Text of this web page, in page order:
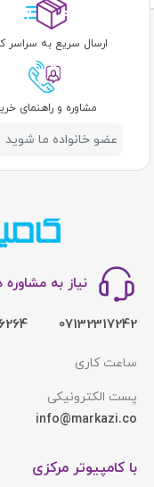
ارسال سریع به سراسر
مشاوره و راهنمای
نیاز به مشاوره
07132317242
ساعت کاری
پست الکترونیکی
info@markazi.co
با کامپیوتر مرکزی